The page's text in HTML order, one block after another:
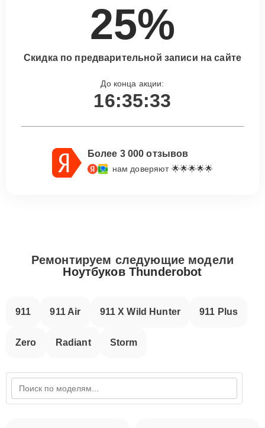
25%
Скидка по предварительной записи на сайте
До конца акции:
16:35:32
Более 3 000 отзывов
нам доверяют 🌟🌟🌟🌟🌟
Ремонтируем следующие модели
Ноутбуков Thunderobot
911 911 Air 911 X Wild Hunter 911 Plus
Zero Radiant Storm